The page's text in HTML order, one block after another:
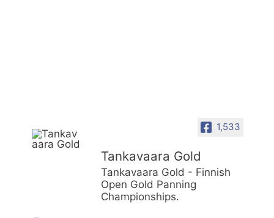
1,533
Tankavaara Gold
Tankavaara Gold - Finnish
Open Gold Panning
Championships.